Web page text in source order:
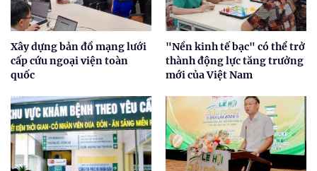
Xây dựng bản đồ mạng lưới
cấp cứu ngoại viện toàn
quốc
"Nền kinh tế bạc" có thể trở
thành động lực tăng trưởng
mới của Việt Nam